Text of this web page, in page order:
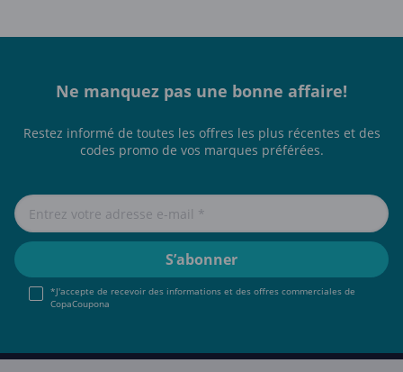
Ne manquez pas une bonne affaire!
Restez informé de toutes les offres les plus récentes et des
codes promo de vos marques préférées.
*J'accepte de recevoir des informations et des offres commerciales de
CopaCoupona